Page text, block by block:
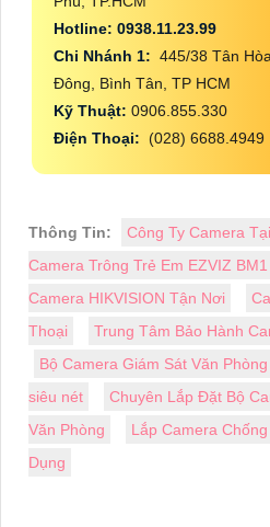
Hotline: 0938.11.23.99
Chi Nhánh 1: 445/38 Tân
Đông, Bình Tân, TP HCM
Kỹ Thuật: 0906.855.330
Điện Thoại: (028) 6688.4949
Thông Tin: Công Ty Camera
Camera Trông Trẻ Em EZVIZ BM1
Camera HIKVISION Tận Nơi
Thoại
Trung Tâm Bảo Hành
Bộ Camera Giám Sát Văn Phòng
siêu nét
Chuyên Lắp Đặt Bộ
Văn Phòng
Lắp Camera
Dụng